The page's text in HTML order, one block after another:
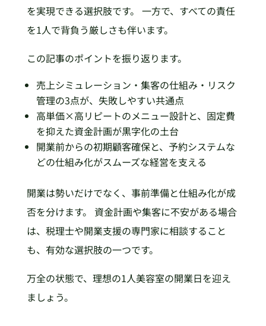
を実現できる選択肢です。 一方で、すべての責任
を1人で背負う厳しさも伴います。
この記事のポイントを振り返ります。
売上シミュレーション・集客の仕組み・リスク
管理の3点が、失敗しやすい共通点
高単価×高リピートのメニュー設計と、固定費
を抑えた資金計画が黒字化の土台
開業前からの初期顧客確保と、予約システムな
どの仕組み化がスムーズな経営を支える
開業は勢いだけでなく、事前準備と仕組み化が成
否を分けます。 資金計画や集客に不安がある場合
は、税理士や開業支援の専門家に相談すること
も、有効な選択肢の一つです。
万全の状態で、理想の1人美容室の開業日を迎え
ましょう。